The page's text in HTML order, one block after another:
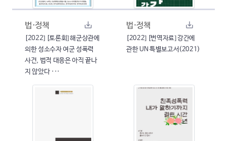
법·정책
[2022] [토론회] 해군상관에
의한 성소수자 여군 성폭력
사건, 법적 대응은 아직 끝나
지 않았다 ···
법·정책
[2022] [번역자료] 강간에
관한 UN 특별보고서(2021)